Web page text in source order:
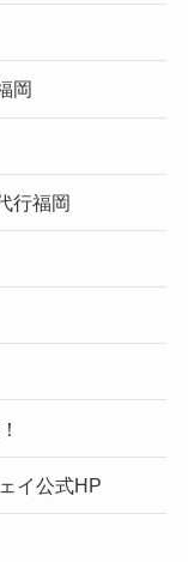
岡
行福岡
イ公式HP